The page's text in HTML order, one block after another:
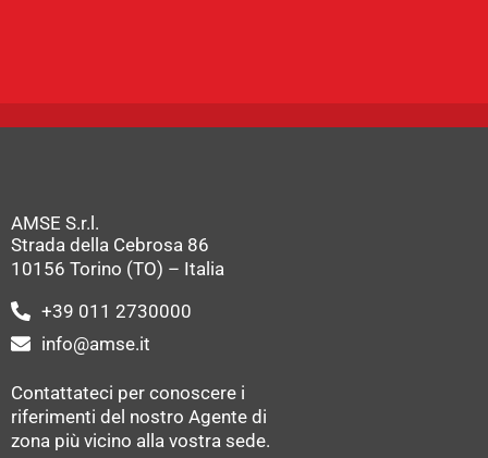
AMSE S.r.l.
Strada della Cebrosa 86
10156 Torino (TO) – Italia
+39 011 2730000
info@amse.it
Contattateci per conoscere i
riferimenti del nostro Agente di
zona più vicino alla vostra sede.